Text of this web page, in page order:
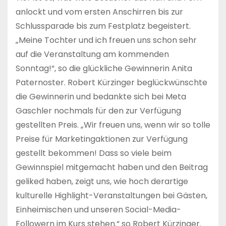
anlockt und vom ersten Anschirren bis zur
Schlussparade bis zum Festplatz begeistert.
„Meine Tochter und ich freuen uns schon sehr
auf die Veranstaltung am kommenden
Sonntag!“, so die glückliche Gewinnerin Anita
Paternoster. Robert Kürzinger beglückwünschte
die Gewinnerin und bedankte sich bei Meta
Gaschler nochmals für den zur Verfügung
gestellten Preis. „Wir freuen uns, wenn wir so tolle
Preise für Marketingaktionen zur Verfügung
gestellt bekommen! Dass so viele beim
Gewinnspiel mitgemacht haben und den Beitrag
geliked haben, zeigt uns, wie hoch derartige
kulturelle Highlight-Veranstaltungen bei Gästen,
Einheimischen und unseren Social-Media-